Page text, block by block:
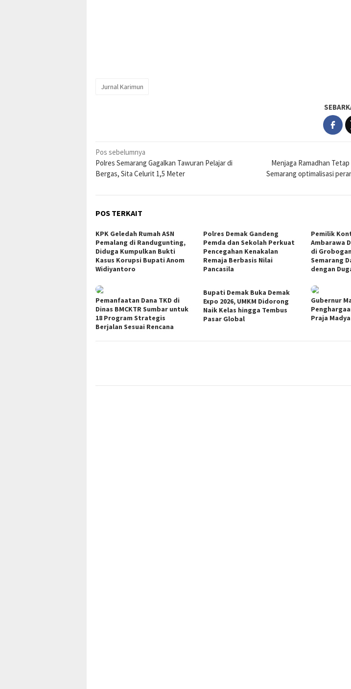
Jurnal Karimun
Navigasi
pos
Pos sebelumnya
Polres Semarang Gagalkan Tawuran Pelajar di
Bergas, Sita Celurit 1,5 Meter
Menjaga Ramadhan
Semarang optimalisasi
POS TERKAIT
KPK Geledah Rumah ASN
Pemalang di Randugunting,
Diduga Kumpulkan Bukti
Kasus Korupsi Bupati Anom
Widiyantoro
Polres Demak Gandeng
Pemda dan Sekolah Perkuat
Pencegahan Kenakalan
Remaja Berbasis Nilai
Pancasila
Pemilik
Ambarawa
di
Semarang
dengan
Pemanfaatan Dana TKD di
Dinas BMCKTR Sumbar untuk
18 Program Strategis
Berjalan Sesuai Rencana
Bupati Demak Buka Demak
Expo 2026, UMKM Didorong
Naik Kelas hingga Tembus
Pasar Global
Gubernur
Praja